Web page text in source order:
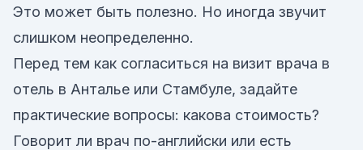
Это может быть полезно. Но иногда звучит
слишком неопределенно.
Перед тем как согласиться на визит врача в
отель в Анталье или Стамбуле, задайте
практические вопросы: какова стоимость?
Говорит ли врач по-английски или есть